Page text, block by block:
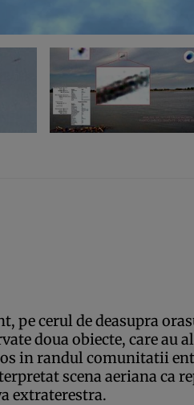
pe cerul de deasupra
doua obiecte, care au
in randul comunitatii
scena aeriana ca
extraterestra.